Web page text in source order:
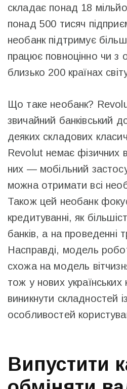
складає понад 18
понад 500 тисяч
необанк підтримує
працює повноцінно чи з
близько 200 країнах
Що таке необанк?
звичайний банківський
деяких складових
Revolut немає фізичних
них — мобільний
можна отримати всі
Також цей необанк
кредитуванні, як
банків, а на проведенні
Насправді, модель
схожа на модель
тож у нових українських
виникнути складностей
особливостей
Випустити